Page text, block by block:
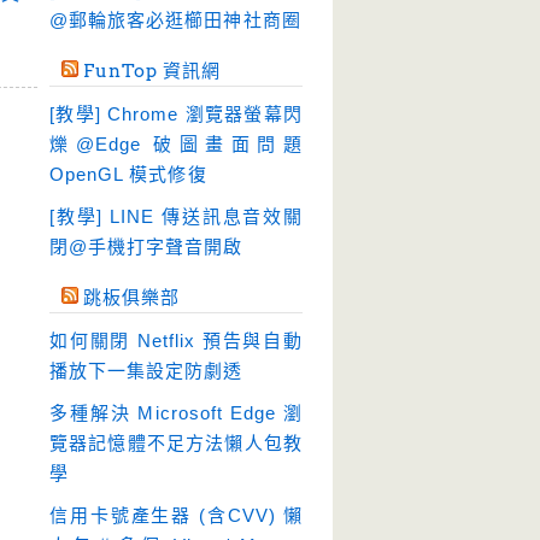
硬碟工具 (64)
系統工具 (242)
(188)
翻譯軟體 (3)
輸入法 (4)
@郵輪旅客必逛櫛田神社商圈
FunTop 資訊網
[教學] Chrome 瀏覽器螢幕閃
爍@Edge 破圖畫面問題
OpenGL 模式修復
[教學] LINE 傳送訊息音效關
閉@手機打字聲音開啟
跳板俱樂部
如何關閉 Netflix 預告與自動
播放下一集設定防劇透
多種解決 Microsoft Edge 瀏
覽器記憶體不足方法懶人包教
學
信用卡號產生器 (含CVV) 懶